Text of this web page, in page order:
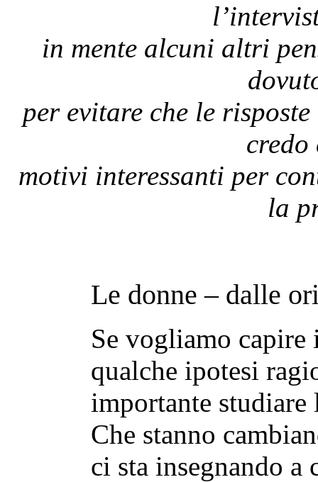
in mente alcuni altri
per evitare che le
credo
motivi interessanti per
la
Le donne – dalle
Se vogliamo capire
qualche ipotesi
importante studiare
Che stanno
ci sta insegnando